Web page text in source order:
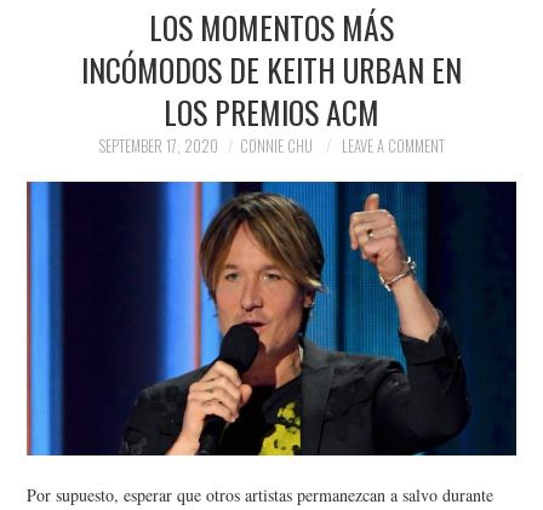
LOS MOMENTOS MÁS
INCÓMODOS DE KEITH URBAN EN
LOS PREMIOS ACM
SEPTEMBER 17, 2020 CONNIE CHU LEAVE A COMMENT
Por supuesto, esperar que otros artistas permanezcan a salvo durante